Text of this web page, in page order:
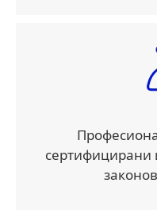
сертифицирани